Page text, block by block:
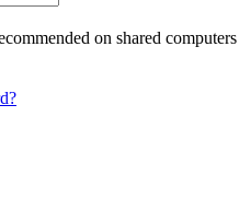
on shared computers